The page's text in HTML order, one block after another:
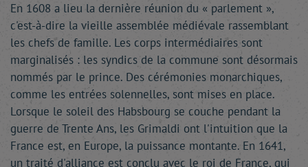
En 1608 a lieu la dernière réunion du « parlement »,
c'est-à-dire la vieille assemblée médiévale rassemblant
les chefs de famille. Les corps intermédiaires sont
marginalisés : les syndics de la commune sont désormais
nommés par le prince. Des cérémonies monarchiques,
comme les entrées solennelles, sont mises en place.
Lorsque le soleil des Habsbourg se couche pendant la
guerre de Trente Ans, les Grimaldi ont l'intuition que la
France est, en Europe, la puissance montante. En 1641,
un traité d'alliance est conclu avec le roi de France, qui